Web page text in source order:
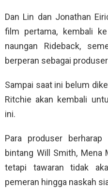
Dan Lin dan Jonathan
film pertama, kembali
naungan Rideback,
berperan sebagai
Sampai saat ini belum
Ritchie akan kembali
ini.
Para produser
bintang Will Smith, Mena
tetapi tawaran tidak
pemeran hingga naskah